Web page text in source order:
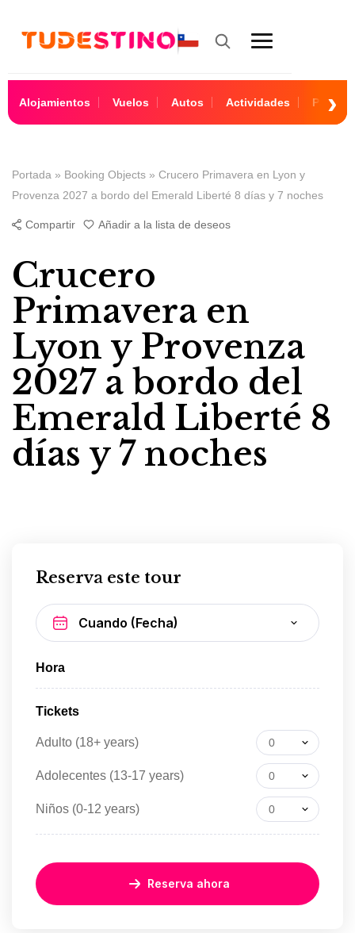
Alojamientos Vuelos Autos Actividades
Portada » Booking Objects » Crucero Primavera en Lyon y
Provenza 2027 a bordo del Emerald Liberté 8 días y 7 noches
Compartir Añadir a la lista de deseos
Crucero
Primavera en
Lyon y Provenza
2027 a bordo del
Emerald Liberté 8
días y 7 noches
Reserva este tour
Hora
Tickets
Adulto (18+ years) 0
Adolecentes (13-17 years) 0
Niños (0-12 years) 0
Reserva ahora